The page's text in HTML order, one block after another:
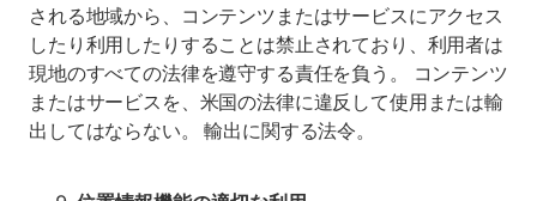
される地域から、コンテンツまたはサービスにアクセス
したり利用したりすることは禁止されており、利用者は
現地のすべての法律を遵守する責任を負う。 コンテンツ
またはサービスを、米国の法律に違反して使用または輸
出してはならない。 輸出に関する法令。